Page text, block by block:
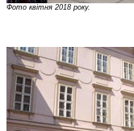
Фото квітня 2018 року.